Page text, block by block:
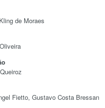
de Moraes
Fietto, Gustavo Costa Bressan